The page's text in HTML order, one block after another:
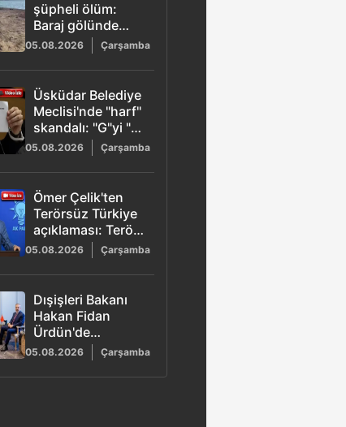
şüpheli ölüm:
Baraj gölünde
kadın cesedi
05.08.2026 Çarşamba
Üsküdar Belediye
Meclisi'nde "harf"
skandalı: "G"yi "6"
okuyup oyu
geçersiz saydı
05.08.2026 Çarşamba
Ömer Çelik'ten
Terörsüz Türkiye
açıklaması: Terör
tüm uzantılarıyla
sona erecek
05.08.2026 Çarşamba
Dışişleri Bakanı
Hakan Fidan
Ürdün'de
temaslarını
sürdürüyor:
Dörtlü zirve
05.08.2026 Çarşamba